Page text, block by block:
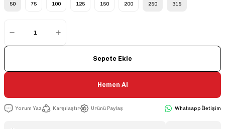
50 75 100 125 150 200 250 315
Sepete Ekle
Hemen Al
Yorum Yaz Karşılaştır Ürünü Paylaş Whatsapp İletişim